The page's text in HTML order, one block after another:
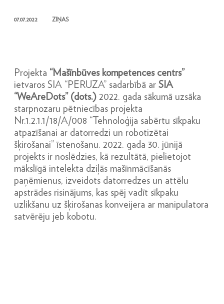
07.07.2022 ZIŅAS
Projekta “Mašīnbūves kompetences centrs”
ietvaros SIA “PERUZA” sadarbībā ar SIA
“WeAreDots” (dots.) 2022. gada sākumā uzsāka
starpnozaru pētniecības projekta
Nr.1.2.1.1/18/A/008 “Tehnoloģija sabērtu sīkpaku
atpazīšanai ar datorredzi un robotizētai
šķirošanai” īstenošanu. 2022. gada 30. jūnijā
projekts ir noslēdzies, kā rezultātā, pielietojot
mākslīgā intelekta dziļās mašīnmācīšanās
paņēmienus, izveidots datorredzes un attēlu
apstrādes risinājums, kas spēj vadīt sīkpaku
uzlikšanu uz šķirošanas konveijera ar manipulatora
satvērēju jeb kobotu.